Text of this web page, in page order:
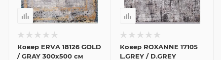
Ковер ERVA 18126 GOLD
/ GRAY 300x500 см
Ковер ROXANNE 17105
L.GREY / D.GREY